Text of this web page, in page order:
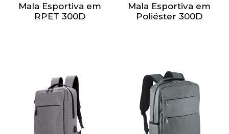
Mala Esportiva em
RPET 300D
Mala Esportiva em
Poliéster 300D